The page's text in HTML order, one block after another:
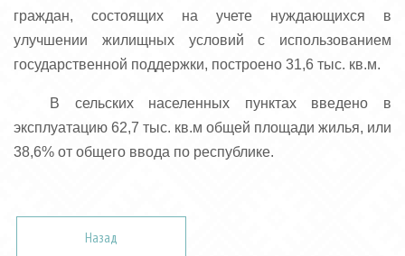
граждан, состоящих на учете нуждающихся в
улучшении жилищных условий с использованием
государственной поддержки, построено 31,6 тыс. кв.м.
В сельских населенных пунктах введено в
эксплуатацию 62,7 тыс. кв.м общей площади жилья, или
38,6% от общего ввода по республике.
Назад